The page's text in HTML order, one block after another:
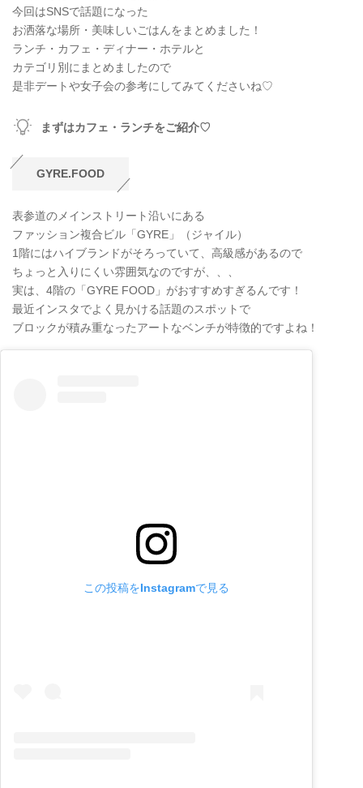
今回はSNSで話題になった
お洒落な場所・美味しいごはんをまとめました！
ランチ・カフェ・ディナー・ホテルと
カテゴリ別にまとめましたので
是非デートや女子会の参考にしてみてくださいね♡
まずはカフェ・ランチをご紹介♡
GYRE.FOOD
表参道のメインストリート沿いにある
ファッション複合ビル「GYRE」（ジャイル）
1階にはハイブランドがそろっていて、高級感があるので
ちょっと入りにくい雰囲気なのですが、、、
実は、4階の「GYRE FOOD」がおすすめすぎるんです！
最近インスタでよく見かける話題のスポットで
ブロックが積み重なったアートなベンチが特徴的ですよね！
この投稿をInstagramで見る